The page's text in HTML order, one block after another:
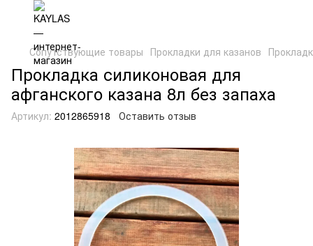
Сопутствующие товары Прокладки для казанов
Прокладка силиконовая для
афганского казана 8л без запаха
Артикул: 2012865918 Оставить отзыв